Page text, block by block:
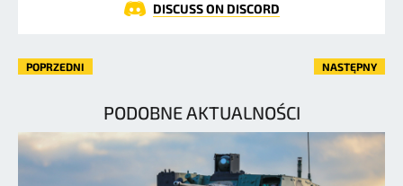
DISCUSS ON DISCORD
POPRZEDNI NASTĘPNY
PODOBNE AKTUALNOŚCI